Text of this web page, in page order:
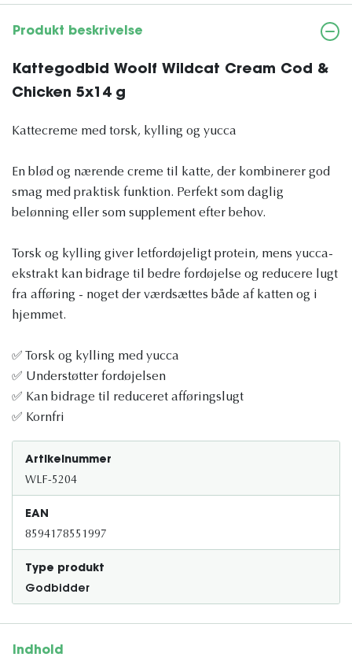
Produkt beskrivelse
Kattegodbid Woolf Wildcat Cream Cod &
Chicken 5x14 g
Kattecreme med torsk, kylling og yucca
En blød og nærende creme til katte, der kombinerer god
smag med praktisk funktion. Perfekt som daglig
belønning eller som supplement efter behov.
Torsk og kylling giver letfordøjeligt protein, mens yucca-
ekstrakt kan bidrage til bedre fordøjelse og reducere lugt
fra afføring - noget der værdsættes både af katten og i
hjemmet.
✅ Torsk og kylling med yucca
✅ Understøtter fordøjelsen
✅ Kan bidrage til reduceret afføringslugt
✅ Kornfri
Artikelnummer
WLF-5204
EAN
8594178551997
Type produkt
Godbidder
Indhold